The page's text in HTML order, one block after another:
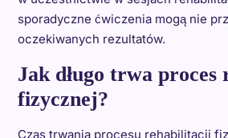
sporadyczne ćwiczenia mogą nie
oczekiwanych rezultatów.
Jak długo trwa
fizycznej?
Czas trwania procesu rehabilitacji